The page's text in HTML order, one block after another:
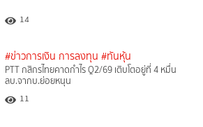
14
#ข่าวการเงิน การลงทุน #ทันหุ้น
PTT กสิกรไทยคาดกำไร Q2/69 เติบโตอยู่ที่ 4 หมื่น
ลบ.จากบ.ย่อยหนุน
11